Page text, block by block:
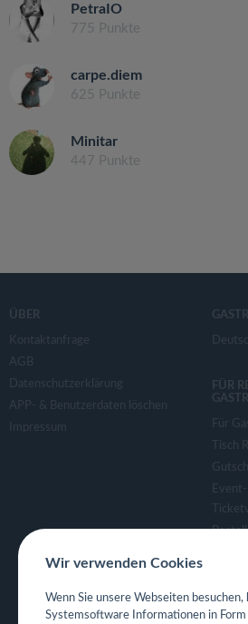
PetraIO
775 Punkte
carpe.diem
625 Punkte
Minitar
447 Punkte
ÜBER
Kontaktanfrage
AGB
Datenschutzerklärung
APP- & Benutzerdaten löschen
Impressum
FÜR
Für
Tisch
Wir verwenden Cookies
Wenn Sie unsere Webseiten besuchen,
Systemsoftware Informationen in